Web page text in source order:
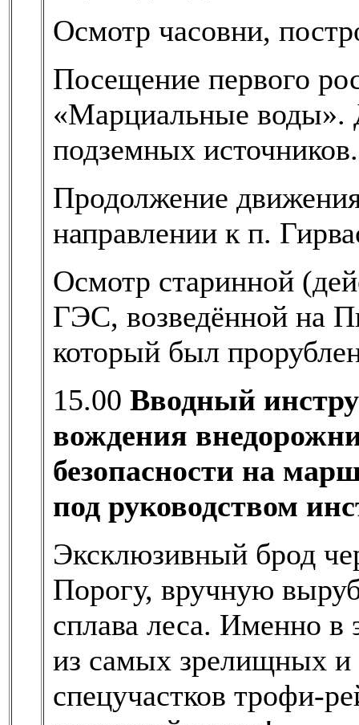
Осмотр часовни,
Посещение первого
«Марциальные воды».
подземных источников.
Продолжение
направлении к п.
Осмотр старинной
ГЭС, возведённой на
который был
15.00 Вводный
вождения
безопасности на
под руководством
Эксклюзивный брод
Порогу, вручную
сплава леса. Именно в
из самых зрелищных и
спецучастков трофи-